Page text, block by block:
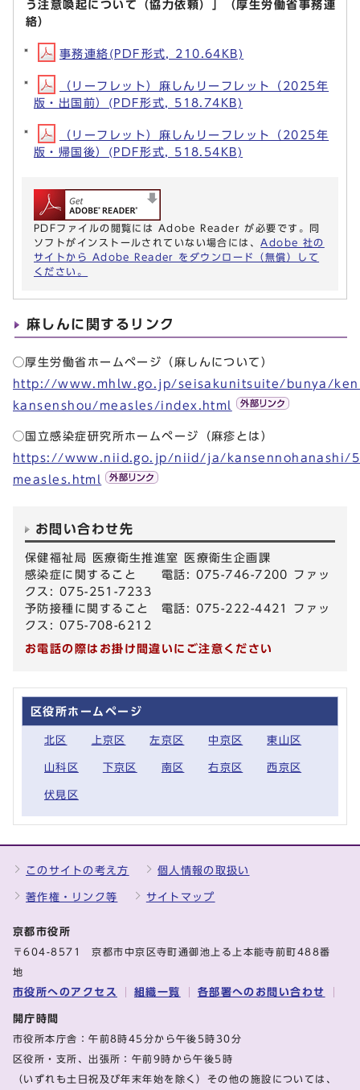
う注意喚起について（協力依頼）」（厚生労働省事務連
絡）
事務連絡(PDF形式, 210.64KB)
（リーフレット）麻しんリーフレット（2025年
版・出国前）(PDF形式, 518.74KB)
（リーフレット）麻しんリーフレット（2025年
版・帰国後）(PDF形式, 518.54KB)
PDFファイルの閲覧には Adobe Reader が必要です。同
ソフトがインストールされていない場合には、 Adobe 社の
サイトから Adobe Reader をダウンロード（無償）して
ください。
麻しんに関するリンク
◯厚生労働省ホームページ（麻しんについて）
http://www.mhlw.go.jp/seisakunitsuite/bunya/
kansenshou/measles/index.html
◯国立感染症研究所ホームページ（麻疹とは）
https://www.niid.go.jp/niid/ja/kansennohanashi/
measles.html
お問い合わせ先
保健福祉局 医療衛生推進室 医療衛生企画課
感染症に関すること 電話: 075-746-7200 ファッ
クス: 075-251-7233
予防接種に関すること 電話: 075-222-4421 ファッ
クス: 075-708-6212
お電話の際はお掛け間違いにご注意ください
区役所ホームページ
北区 上京区 左京区 中京区 東山区
山科区 下京区 南区 右京区 西京区
伏見区
このサイトの考え方 個人情報の取扱い
著作権・リンク等 サイトマップ
京都市役所
〒604-8571 京都市中京区寺町通御池上る上本能寺前町488番
地
市役所へのアクセス 組織一覧 各部署へのお問い合わせ
開庁時間
市役所本庁舎：午前8時45分から午後5時30分
区役所・支所、出張所：午前9時から午後5時
（いずれも土日祝及び年末年始を除く）その他の施設については、